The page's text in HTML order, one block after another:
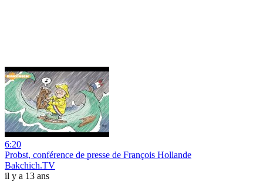
6:20
Probst, conférence de presse de François Hollande
Bakchich.TV
il y a 13 ans